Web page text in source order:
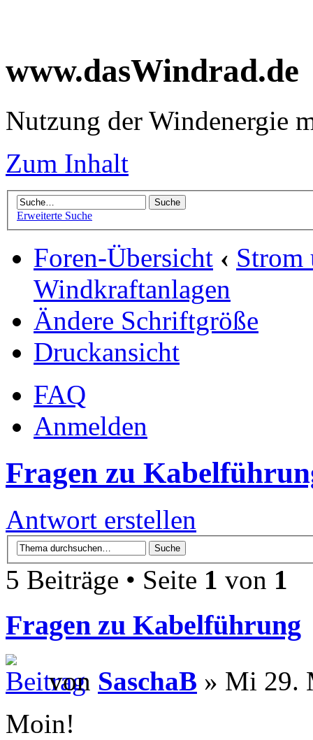
www.dasWindrad.de
Nutzung der Windenergie
Zum Inhalt
Erweiterte Suche
Foren-Übersicht ‹ Strom
Windkraftanlagen
Ändere Schriftgröße
Druckansicht
FAQ
Anmelden
Fragen zu
Antwort erstellen
5 Beiträge • Seite 1 von 1
Fragen zu Kabelführung
von SaschaB » Mi 29.
Moin!